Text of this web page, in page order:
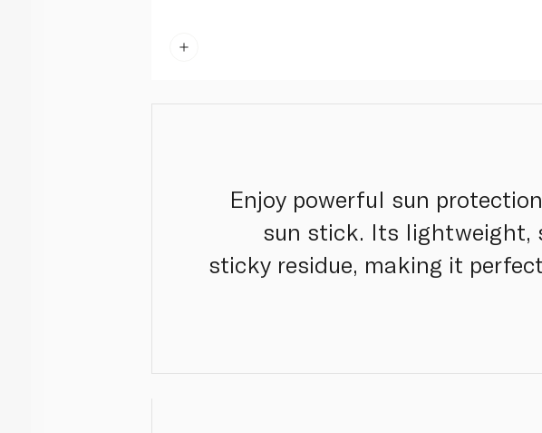
Enjoy powerful sun
sun stick. Its lightweight,
sticky residue, making it